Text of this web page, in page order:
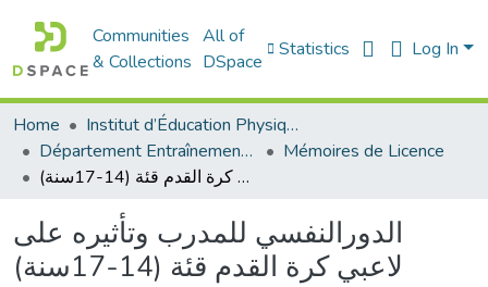
Communities
& Collections
All of
DSpace
Statistics Log In
Home
Institut d’Éducation Physique et Sportive
Département Entraînement Sportif (ES)
Mémoires de Licence
الدورالنفسي للمدرب وتأثيره على لاعبي كرة القدم قئة (14-17سنة)
الدورالنفسي للمدرب وتأثيره على
لاعبي كرة القدم قئة (14-17سنة)